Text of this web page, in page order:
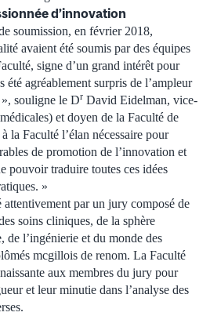
d’innovation
soumission, en février 2018,
avaient été soumis par des équipes
signe d’un grand intérêt pour
agréablement surpris de l’ampleur
souligne le Dr David Eidelman, vice-
et doyen de la Faculté de
la Faculté l’élan nécessaire pour
de promotion de l’innovation et
pouvoir traduire toutes ces idées
»
attentivement par un jury composé de
soins cliniques, de la sphère
de l’ingénierie et du monde des
mcgillois de renom. La Faculté
aux membres du jury pour
et leur minutie dans l’analyse des